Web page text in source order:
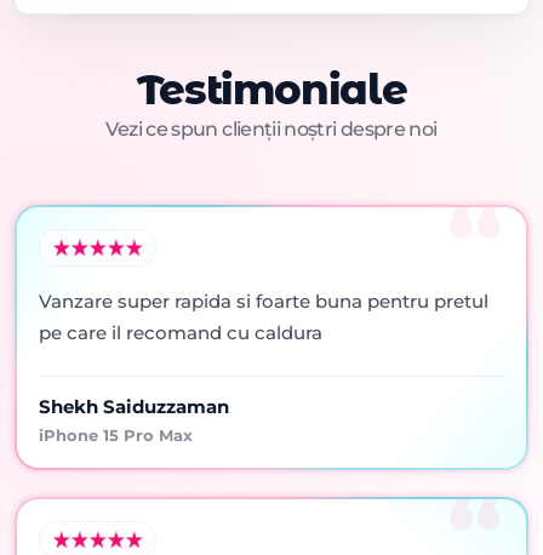
Testimoniale
Vezi ce spun clienții noștri despre noi
Vanzare super rapida si foarte buna pentru pretul
pe care il recomand cu caldura
Shekh Saiduzzaman
iPhone 15 Pro Max